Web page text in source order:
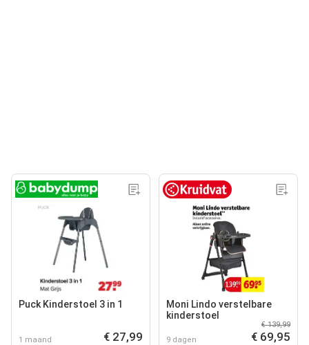
Puck Kinderstoel 3 in 1
1 maand € 27,99
Moni Lindo verstelbare
kinderstoel
9 dagen
€ 139,99
€ 69,95